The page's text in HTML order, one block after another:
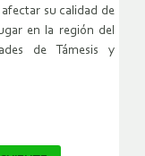
su calidad de
en la región del
de Támesis y